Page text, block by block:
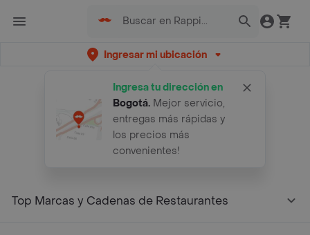
Ingresar mi ubicación
Ingresa tu dirección en
Bogotá. Mejor servicio,
entregas más rápidas y
los precios más
convenientes!
Top Marcas y Cadenas de Restaurantes